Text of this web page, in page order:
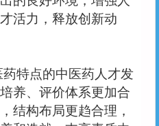
活力，释放创新动
特点的中医药人才发
养、评价体系更加合
结构布局更趋合理，